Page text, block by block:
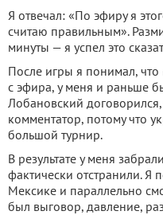
Я отвечал: «По эфиру я
считаю правильным».
минуты — я успел это
После игры я понимал, что
с эфира, у меня и раньше
Лобановский
комментатор, потому что
большой турнир.
В результате у меня
фактически отстранили. Я
Мексике и параллельно
был выговор, давление,